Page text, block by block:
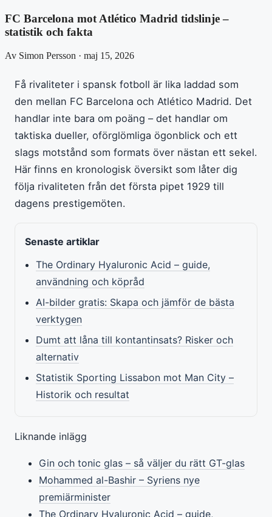
FC Barcelona mot Atlético Madrid tidslinje –
statistik och fakta
Av Simon Persson · maj 15, 2026
Få rivaliteter i spansk fotboll är lika laddad som
den mellan FC Barcelona och Atlético Madrid. Det
handlar inte bara om poäng – det handlar om
taktiska dueller, oförglömliga ögonblick och ett
slags motstånd som formats över nästan ett sekel.
Här finns en kronologisk översikt som låter dig
följa rivaliteten från det första pipet 1929 till
dagens prestigemöten.
Senaste artiklar
The Ordinary Hyaluronic Acid – guide,
användning och köpråd
AI-bilder gratis: Skapa och jämför de bästa
verktygen
Dumt att låna till kontantinsats? Risker och
alternativ
Statistik Sporting Lissabon mot Man City –
Historik och resultat
Liknande inlägg
Gin och tonic glas – så väljer du rätt GT-glas
Mohammed al-Bashir – Syriens nye
premiärminister
The Ordinary Hyaluronic Acid – guide,